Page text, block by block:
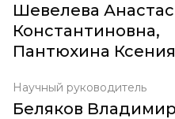
Шевелева
Константиновна,
Пантюхина
Научный руководитель
Беляков